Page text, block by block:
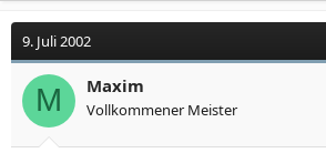
9. Juli 2002
M Maxim
Vollkommener Meister